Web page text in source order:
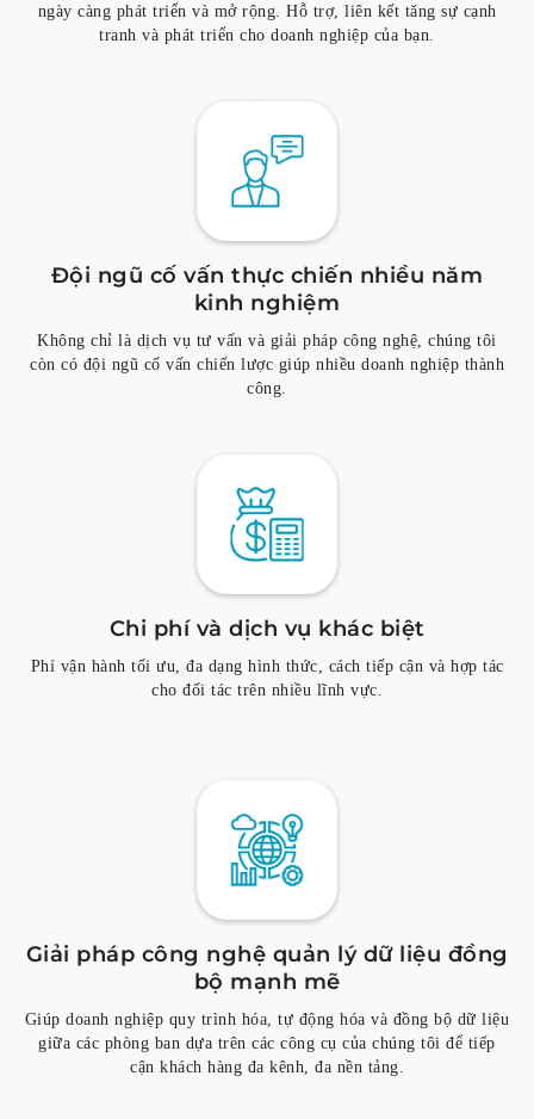
ngày càng phát triển và mở rộng. Hỗ trợ, liên kết tăng sự cạnh
tranh và phát triển cho doanh nghiệp của bạn.
Đội ngũ cố vấn thực chiến nhiều năm
kinh nghiệm
Không chỉ là dịch vụ tư vấn và giải pháp công nghệ, chúng tôi
còn có đội ngũ cố vấn chiến lược giúp nhiều doanh nghiệp thành
công.
Chi phí và dịch vụ khác biệt
Phí vận hành tối ưu, đa dạng hình thức, cách tiếp cận và hợp tác
cho đối tác trên nhiều lĩnh vực.
Giải pháp công nghệ quản lý dữ liệu đồng
bộ mạnh mẽ
Giúp doanh nghiệp quy trình hóa, tự động hóa và đồng bộ dữ liệu
giữa các phòng ban dựa trên các công cụ của chúng tôi để tiếp
cận khách hàng đa kênh, đa nền tảng.